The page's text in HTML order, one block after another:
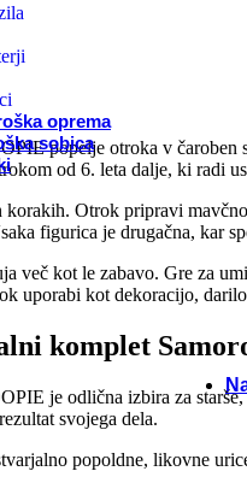
oprema
sobica
popelje otroka v
od 6. leta dalje, ki radi
korakih. Otrok pripravi
figurica je drugačna, kar
več kot le zabavo. Gre za
uporabi kot dekoracijo,
komplet
je odlična izbira za
svojega dela.
popoldne, likovne